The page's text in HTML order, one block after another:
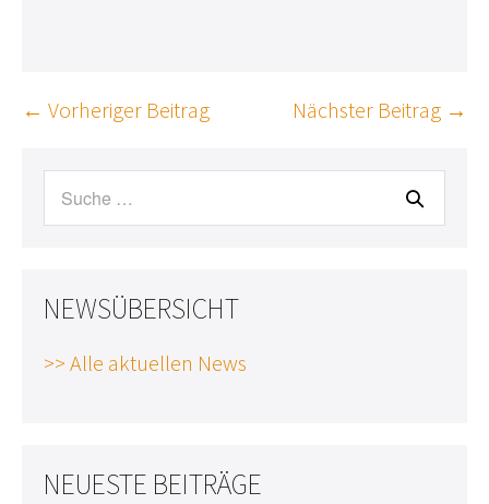
Beitragsnavigation
← Vorheriger Beitrag Nächster Beitrag →
Suche
nach:
NEWSÜBERSICHT
>> Alle aktuellen News
NEUESTE BEITRÄGE